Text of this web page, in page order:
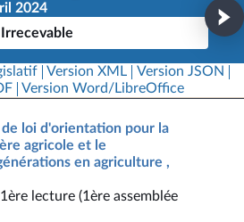
2024
Irrecevable
Version XML
Version JSON
Version Word/LibreOffice
de loi d'orientation pour la
agricole et le
en agriculture ,
1ère lecture (1ère assemblée